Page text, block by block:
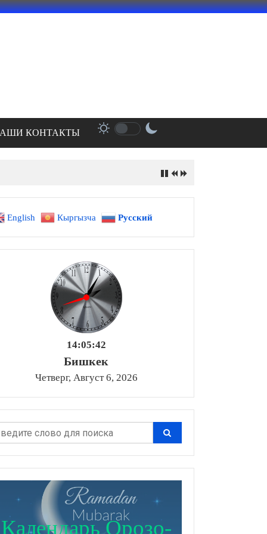
КОНТАКТЫ
English Кыргызча Русский
14:05:43
Бишкек
Четверг, Август 6, 2026
Календарь Орозо-